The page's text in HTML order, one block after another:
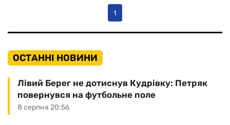
1
ОСТАННІ НОВИНИ
8 серпня 20:56
Лівий Берег не дотиснув Кудрівку: Петряк
повернувся на футбольне поле